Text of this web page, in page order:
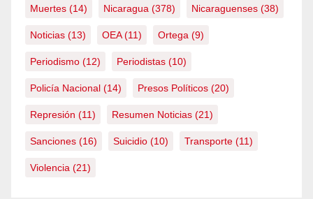
Muertes (14) Nicaragua (378) Nicaraguenses (38)
Noticias (13) OEA(11) Ortega (9)
Periodismo (12) Periodistas (10)
Policía Nacional (14) Presos Políticos (20)
Represión (11) Resumen Noticias (21)
Sanciones (16) Suicidio (10) Transporte (11)
Violencia (21)